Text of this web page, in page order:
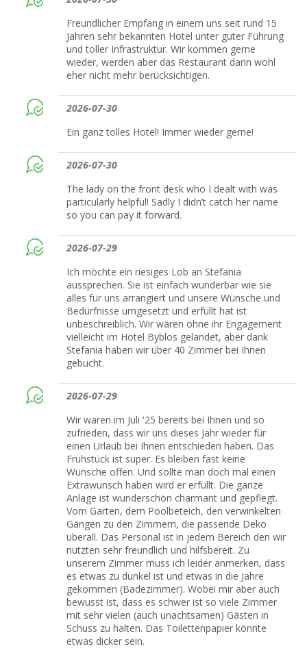
Freundlicher Empfang in einem uns seit rund 15
Jahren sehr bekannten Hotel unter guter Führung
und toller Infrastruktur. Wir kommen gerne
wieder, werden aber das Restaurant dann wohl
eher nicht mehr berücksichtigen.
2026-07-30
Ein ganz tolles Hotel! Immer wieder gerne!
2026-07-30
The lady on the front desk who I dealt with was
particularly helpful! Sadly I didn’t catch her name
so you can pay it forward.
2026-07-29
Ich möchte ein riesiges Lob an Stefania
aussprechen. Sie ist einfach wunderbar wie sie
alles für uns arrangiert und unsere Wünsche und
Bedürfnisse umgesetzt und erfüllt hat ist
unbeschreiblich. Wir wären ohne ihr Engagement
vielleicht im Hotel Byblos gelandet, aber dank
Stefania haben wir über 40 Zimmer bei Ihnen
gebucht.
2026-07-29
Wir waren im Juli '25 bereits bei Ihnen und so
zufrieden, dass wir uns dieses Jahr wieder für
einen Urlaub bei Ihnen entschieden haben. Das
Frühstück ist super. Es bleiben fast keine
Wünsche offen. Und sollte man doch mal einen
Extrawunsch haben wird er erfüllt. Die ganze
Anlage ist wunderschön charmant und gepflegt.
Vom Garten, dem Poolbeteich, den verwinkelten
Gängen zu den Zimmern, die passende Deko
überall. Das Personal ist in jedem Bereich den wir
nutzten sehr freundlich und hilfsbereit. Zu
unserem Zimmer muss ich leider anmerken, dass
es etwas zu dunkel ist und etwas in die Jahre
gekommen (Badezimmer). Wobei mir aber auch
bewusst ist, dass es schwer ist so viele Zimmer
mit sehr vielen (auch unachtsamen) Gästen in
Schuss zu halten. Das Toilettenpapier könnte
etwas dicker sein.